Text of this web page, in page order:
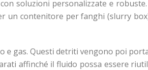
soluzioni personalizzate e
un contenitore per fanghi (slurry
gas. Questi detriti vengono poi
affinché il fluido possa essere